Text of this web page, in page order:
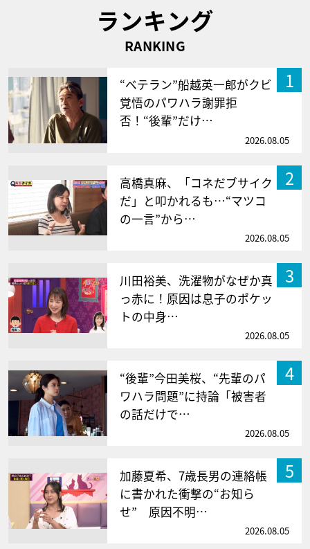
ランキング
RANKING
1
“ベテラン”船越英一郎がクビ
覚悟のパワハラ謝罪拒
否！“後輩”だけ…
2026.08.05
2
高橋真麻、「コネだブサイク
だ」と叩かれるも…“マツコ
の一言”から…
2026.08.05
3
川田裕美、洗濯物がなぜか真
っ赤に！原因は息子のポケッ
トの中身…
2026.08.05
4
“後輩”今田美桜、“先輩のパ
ワハラ問題”に持論「被害者
の話だけで…
2026.08.05
5
加藤夏希、7歳長男の連絡帳
に書かれた衝撃の“お知ら
せ” 原因不明…
2026.08.05